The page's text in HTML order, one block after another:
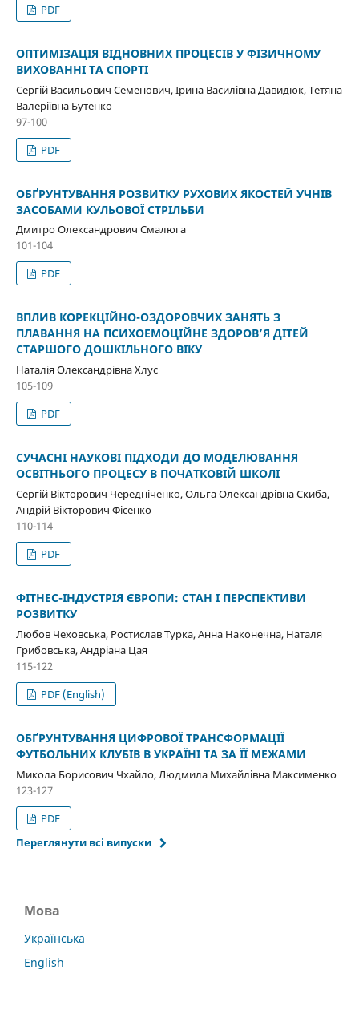
PDF
ОПТИМІЗАЦІЯ ВІДНОВНИХ ПРОЦЕСІВ У ФІЗИЧНОМУ
ВИХОВАННІ ТА СПОРТІ
Сергій Васильович Семенович, Ірина Василівна Давидюк, Тетяна
Валеріївна Бутенко
97-100
PDF
ОБҐРУНТУВАННЯ РОЗВИТКУ РУХОВИХ ЯКОСТЕЙ УЧНІВ
ЗАСОБАМИ КУЛЬОВОЇ СТРІЛЬБИ
Дмитро Олександрович Смалюга
101-104
PDF
ВПЛИВ КОРЕКЦІЙНО-ОЗДОРОВЧИХ ЗАНЯТЬ З
ПЛАВАННЯ НА ПСИХОЕМОЦІЙНЕ ЗДОРОВ’Я ДІТЕЙ
СТАРШОГО ДОШКІЛЬНОГО ВІКУ
Наталія Олександрівна Хлус
105-109
PDF
СУЧАСНІ НАУКОВІ ПІДХОДИ ДО МОДЕЛЮВАННЯ
ОСВІТНЬОГО ПРОЦЕСУ В ПОЧАТКОВІЙ ШКОЛІ
Сергій Вікторович Чередніченко, Ольга Олександрівна Скиба,
Андрій Вікторович Фісенко
110-114
PDF
ФІТНЕС-ІНДУСТРІЯ ЄВРОПИ: СТАН І ПЕРСПЕКТИВИ
РОЗВИТКУ
Любов Чеховська, Ростислав Турка, Анна Наконечна, Наталя
Грибовська, Андріана Цая
115-122
PDF (English)
ОБҐРУНТУВАННЯ ЦИФРОВОЇ ТРАНСФОРМАЦІЇ
ФУТБОЛЬНИХ КЛУБІВ В УКРАЇНІ ТА ЗА ЇЇ МЕЖАМИ
Микола Борисович Чхайло, Людмила Михайлівна Максименко
123-127
PDF
Переглянути всі випуски
Мова
Українська
English